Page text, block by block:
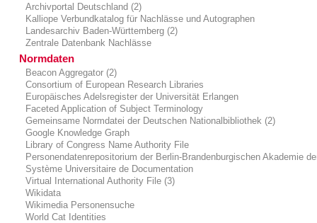
Archivportal Deutschland (2)
Kalliope Verbundkatalog für Nachlässe und Autographen
Landesarchiv Baden-Württemberg (2)
Zentrale Datenbank Nachlässe
Normdaten
Beacon Aggregator (2)
Consortium of European Research Libraries
Europäisches Adelsregister der Universität Erlangen
Faceted Application of Subject Terminology
Gemeinsame Normdatei der Deutschen Nationalbibliothek (2)
Google Knowledge Graph
Library of Congress Name Authority File
Personendatenrepositorium der Berlin-Brandenburgischen Akademie
Système Universitaire de Documentation
Virtual International Authority File (3)
Wikidata
Wikimedia Personensuche
World Cat Identities